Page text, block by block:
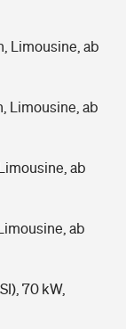
Limousine, ab
Limousine, ab
ab
ab
70 kW,